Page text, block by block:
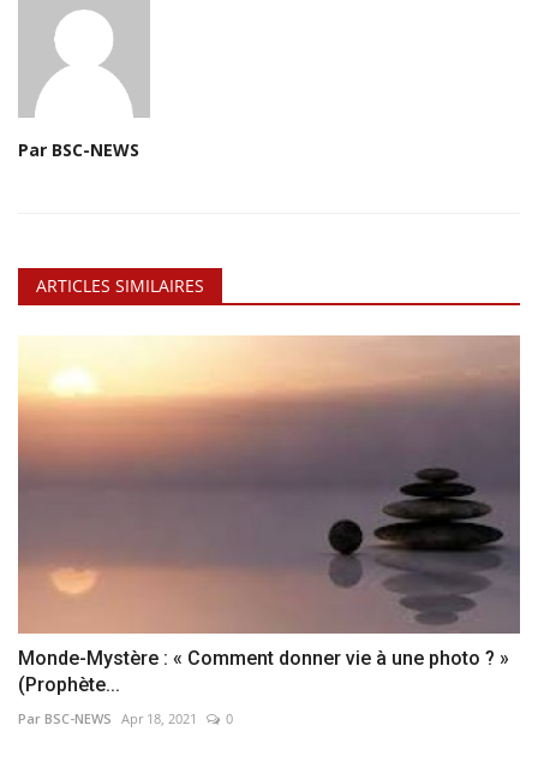
Par BSC-NEWS
ARTICLES SIMILAIRES
Monde-Mystère : « Comment donner vie à une photo ? »
(Prophète...
Par BSC-NEWS Apr 18, 2021 0